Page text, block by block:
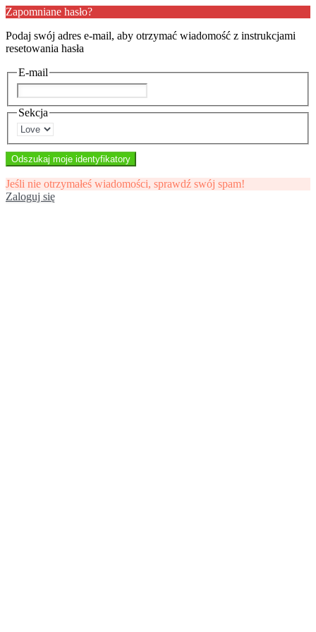
Zapomniane hasło?
Podaj swój adres e-mail, aby otrzymać wiadomość z instrukcjami
resetowania hasła
E-mail
Sekcja
Odszukaj moje identyfikatory
Jeśli nie otrzymałeś wiadomości, sprawdź swój spam!
Zaloguj się